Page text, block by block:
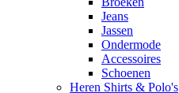
Jeans
Jassen
Ondermode
Accessoires
Schoenen
Heren Shirts & Polo's